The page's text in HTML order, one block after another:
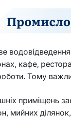
водовідведення
кафе,
Тому
приміщень
мийних